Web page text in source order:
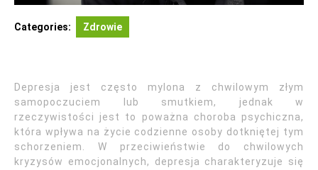
Categories: Zdrowie
Depresja jest często mylona z chwilowym złym
samopoczuciem lub smutkiem, jednak w
rzeczywistości jest to poważna choroba psychiczna,
która wpływa na życie codzienne osoby dotkniętej tym
schorzeniem. W przeciwieństwie do chwilowych
kryzysów emocjonalnych, depresja charakteryzuje się